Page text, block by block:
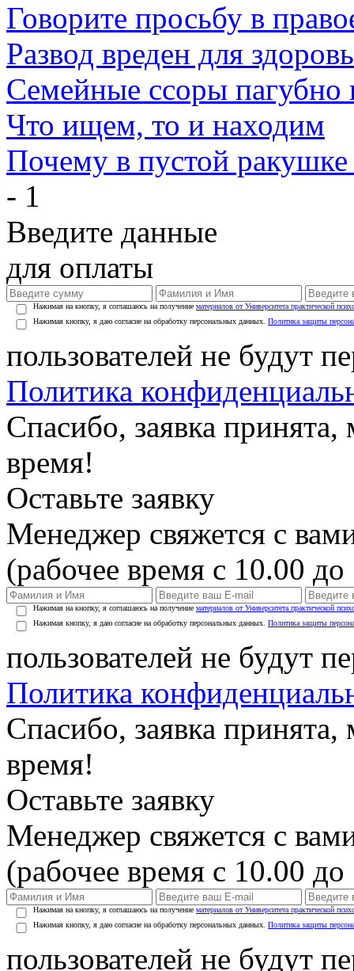
Говорите просьбу в
Развод вреден для
Семейные ссоры пагубно
Что ищем, то и находим
Почему в пустой
- 1
Введите данные
для оплаты
Нажимая на кнопку, я соглашаюсь на получение материалов от Университета практической
Нажимая кнопку, я даю согласие на обработку персональных данных. Политика защиты
пользователей не будут
Политика
Спасибо, заявка
время!
Оставьте заявку
Менеджер свяжется с
(рабочее время с 10.00
Нажимая на кнопку, я соглашаюсь на получение материалов от Университета практической
Нажимая кнопку, я даю согласие на обработку персональных данных. Политика защиты
пользователей не будут
Политика
Спасибо, заявка
время!
Оставьте заявку
Менеджер свяжется с
(рабочее время с 10.00
Нажимая на кнопку, я соглашаюсь на получение материалов от Университета практической
Нажимая кнопку, я даю согласие на обработку персональных данных. Политика защиты
пользователей не будут